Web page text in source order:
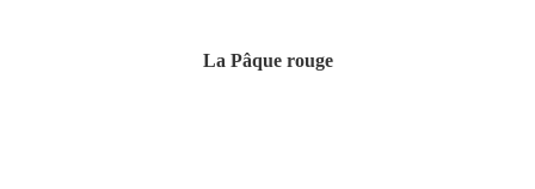
La Pâque rouge